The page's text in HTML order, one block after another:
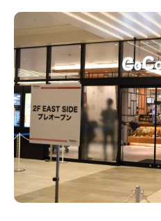
新潟市南区
新潟市江南区
村上・関川
新発田・聖籠
三条・加茂・田上
五泉・阿
長岡・見附
小千谷・十日町
柏崎・刈羽・出雲崎
上越・
カフェ
居酒屋・バー 焼
パン・ベーカリー
タレカツ
旨辛・激辛
定食・町定食
日本酒・新潟清酒
ワイン・
ケーキ・パフェ
ビアガーデ
忘新年会・歓送迎会
住宅展示場
完成見学会
ビルボードプレイスBP
新潟
リバーサイド千秋
パティオ
冠婚葬祭
習い事・塾 通
官公庁・自治体
新潟市 チラ
上越・妙高・糸魚川 チラシ
火曜セール
オープン・リニ
周年祭・感謝祭セール
年末